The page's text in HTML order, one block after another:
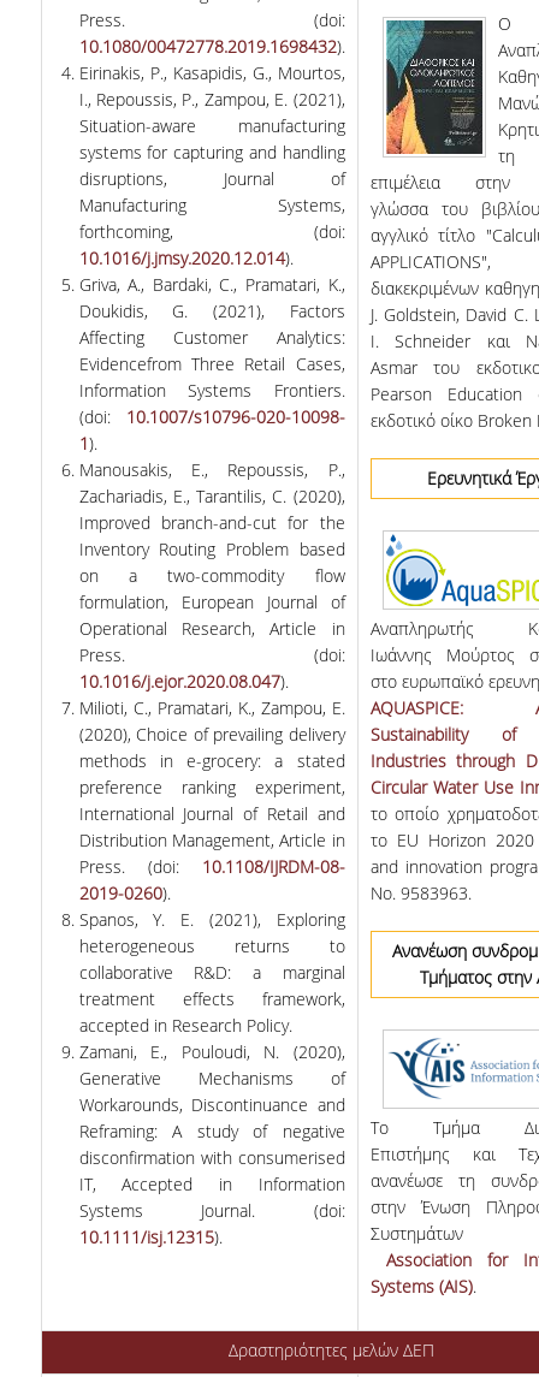
Press. (doi:
10.1080/00472778.2019.1698432).
Eirinakis, P., Kasapidis, G., Mourtos,
I., Repoussis, P., Zampou, E. (2021),
Situation-aware manufacturing
systems for capturing and handling
disruptions, Journal of
Manufacturing Systems,
forthcoming, (doi:
10.1016/j.jmsy.2020.12.014).
Griva, Α., Bardaki, C., Pramatari, K.,
Doukidis, G. (2021), Factors
Affecting Customer Analytics:
Evidencefrom Three Retail Cases,
Ιnformation Systems Frontiers.
(doi: 10.1007/s10796-020-10098-
1).
Manousakis, E., Repoussis, P.,
Zachariadis, E., Tarantilis, C. (2020),
Improved branch-and-cut for the
Inventory Routing Problem based
on a two-commodity flow
formulation, European Journal of
Operational Research, Article in
Press. (doi:
10.1016/j.ejor.2020.08.047).
Milioti, C., Pramatari, K., Zampou, E.
(2020), Choice of prevailing delivery
methods in e-grocery: a stated
preference ranking experiment,
International Journal of Retail and
Distribution Management, Article in
Press. (doi: 10.1108/IJRDM-08-
2019-0260).
Spanos, Y. E. (2021), Exploring
heterogeneous returns to
collaborative R&D: a marginal
treatment effects framework,
accepted in Research Policy.
Zamani, E., Pouloudi, N. (2020),
Generative Mechanisms of
Workarounds, Discontinuance and
Reframing: A study of negative
disconfirmation with consumerised
IT, Accepted in Information
Systems Journal. (doi:
10.1111/isj.12315).
Ο
τη
επιμέλεια στην
γλώσσα του
αγγλικό τίτλο
διακεκριμένων
J. Goldstein, David C.
I. Schneider και
Asmar του
Pearson
εκδοτικό οίκο Broken
Ερευνητικά
Αναπληρωτής
Ιωάννης Μούρτος
στο ευρωπαϊκό
AQUASPICE:
Sustainability of
Industries through
Circular Water Use
το οποίο
το EU Horizon
and innovation
No. 9583963.
Ανανέωση
Τμήματος στην
Το Τμήμα
Επιστήμης και
ανανέωσε τη
στην Ένωση
Association for
Systems (AIS).
Δραστηριότητες μελών ΔΕΠ